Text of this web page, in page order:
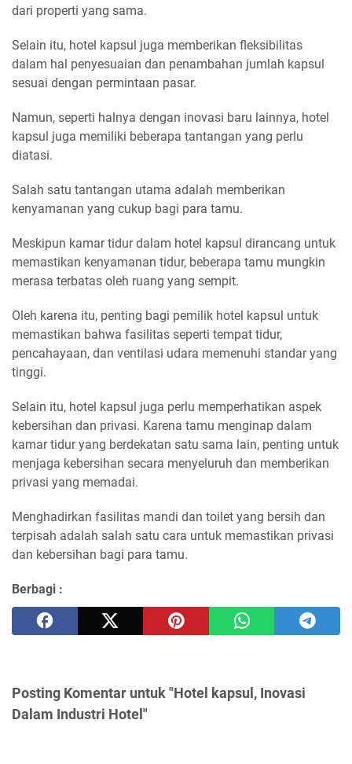
dari properti yang sama.
Selain itu, hotel kapsul juga memberikan fleksibilitas
dalam hal penyesuaian dan penambahan jumlah kapsul
sesuai dengan permintaan pasar.
Namun, seperti halnya dengan inovasi baru lainnya, hotel
kapsul juga memiliki beberapa tantangan yang perlu
diatasi.
Salah satu tantangan utama adalah memberikan
kenyamanan yang cukup bagi para tamu.
Meskipun kamar tidur dalam hotel kapsul dirancang untuk
memastikan kenyamanan tidur, beberapa tamu mungkin
merasa terbatas oleh ruang yang sempit.
Oleh karena itu, penting bagi pemilik hotel kapsul untuk
memastikan bahwa fasilitas seperti tempat tidur,
pencahayaan, dan ventilasi udara memenuhi standar yang
tinggi.
Selain itu, hotel kapsul juga perlu memperhatikan aspek
kebersihan dan privasi. Karena tamu menginap dalam
kamar tidur yang berdekatan satu sama lain, penting untuk
menjaga kebersihan secara menyeluruh dan memberikan
privasi yang memadai.
Menghadirkan fasilitas mandi dan toilet yang bersih dan
terpisah adalah salah satu cara untuk memastikan privasi
dan kebersihan bagi para tamu.
Berbagi :
Posting Komentar untuk "Hotel kapsul, Inovasi
Dalam Industri Hotel"